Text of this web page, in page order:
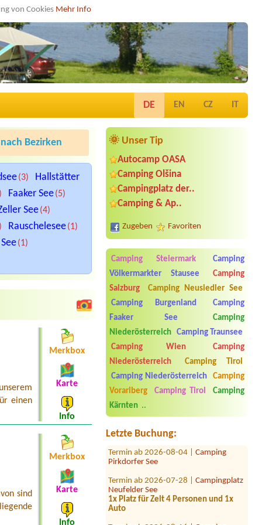
von Cookies Mehr Info
DE EN CZ IT
🌞 Unser Tip
Autocamp OASA
Camping Olšina
Campingplatz der..
Camping & Ap..
Zugeben Favoriten
Camping Steiermark
Camping
Völkermarkter Stausee
Camping
Salzburg
Camping Neusiedler See
Camping Burgenland
Camping
Faaker See
Camping
Niederösterreich
Camping Traunsee
Camping Wien
Camping
Niederösterreich
Camping Tirol
Camping Niederösterreich
Camping
Vorarlberg
Camping Tirol
Camping
Kärnten ..
Letzte Buchung:
Berau**** am Wolfgangsee
1x tent place for 2 people
Termin ab 2026-07-28 |
Judenstein
Pirkdorfer See
Neufelder See
1x Platz für Zelt 4 Personen und 1x
Auto
Bezirken
(3)
Hallstätter
Faaker See(5)
See(4)
Rauschelesee(1)
(1)
einen
Merkbox
Karte
Info
sind
Merkbox
Karte
Info